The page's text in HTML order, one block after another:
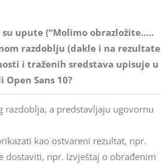
upute (“Molimo obrazložite…..
razdoblju (dakle i na rezultate
i traženih sredstava upisuje u
Sans 10?
razdoblja, a predstavljaju ugovornu
kao ostvareni rezultat, npr.
dostaviti, npr. Izvještaj o obrađenim